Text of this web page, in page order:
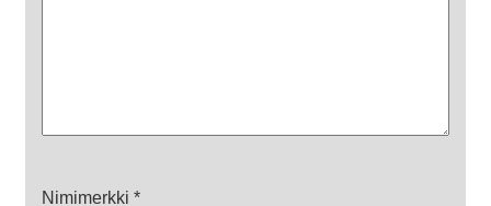
Nimimerkki *